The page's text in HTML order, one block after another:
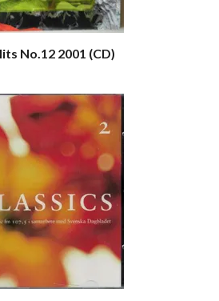
No.12 2001 (CD)